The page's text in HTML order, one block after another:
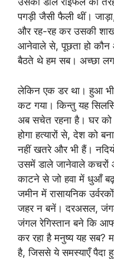
पगड़ी जैसी फैली थीं।
और रह-रह कर उसकी
आनेवाले से, पूछता हो कौन
बैठते थे हम सब। अच्छा
लेकिन एक डर था। हुआ भी
कट गया। किन्तु यह
अब सचेत रहना है। घर को
होगा हत्यारों से, देश को
नहीं खतरे और भी हैं।
उसमें डाले जानेवाले कचरों
काटने से जो हवा में धुआँ
जमीन में रासायनिक
जहर न बनें। दरअसल, जंगल
जंगल रेगिस्तान बने कि
कर रहा है मनुष्य यह सब?
है, जिससे ये समस्याएँ पैदा